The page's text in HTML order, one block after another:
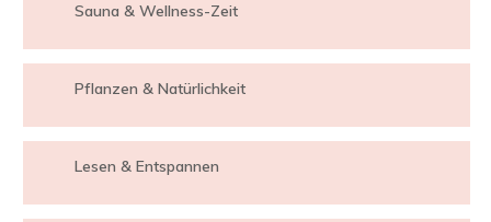
Sauna & Wellness-Zeit
Pflanzen & Natürlichkeit
Lesen & Entspannen